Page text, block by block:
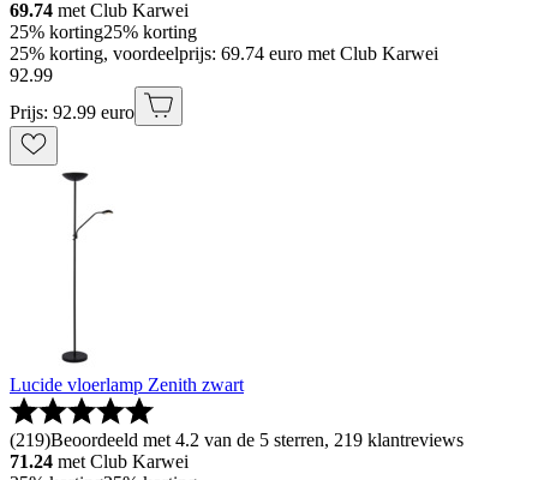
69.74 met Club Karwei
25% korting25% korting
25% korting, voordeelprijs: 69.74 euro met Club Karwei
92.99
Prijs: 92.99 euro
Lucide vloerlamp Zenith zwart
(219)Beoordeeld met 4.2 van de 5 sterren, 219 klantreviews
71.24 met Club Karwei